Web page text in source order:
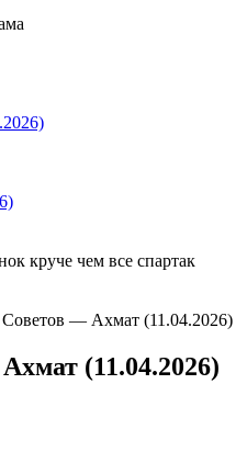
круче чем все спартак
— Ахмат (11.04.2026)
(11.04.2026)